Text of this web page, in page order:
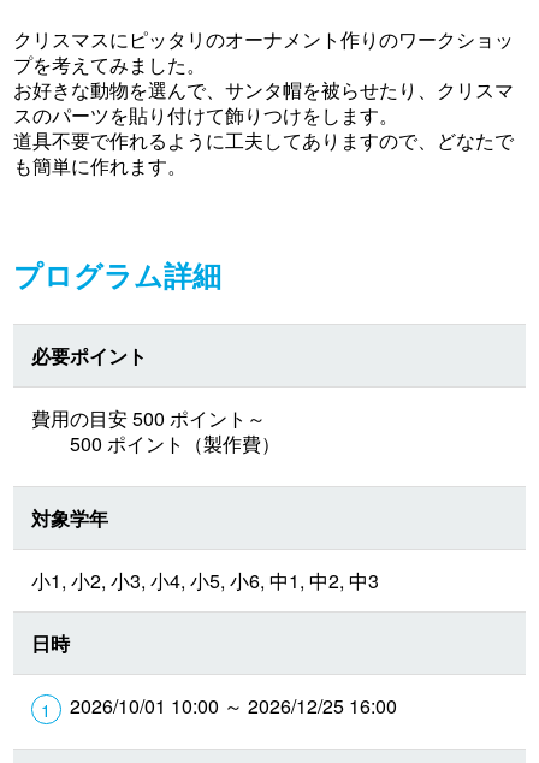
クリスマスにピッタリのオーナメント作りのワークショッ
プを考えてみました。
お好きな動物を選んで、サンタ帽を被らせたり、クリスマ
スのパーツを貼り付けて飾りつけをします。
道具不要で作れるように工夫してありますので、どなたで
も簡単に作れます。
プログラム詳細
必要ポイント
費用の目安 500 ポイント～
500 ポイント（製作費）
対象学年
小1, 小2, 小3, 小4, 小5, 小6, 中1, 中2, 中3
日時
2026/10/01 10:00 ～ 2026/12/25 16:00